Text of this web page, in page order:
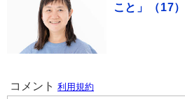
こと」（17